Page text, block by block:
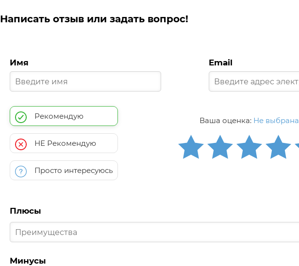
Написать отзыв или задать вопрос!
Имя Email
Рекомендую
НЕ Рекомендую
Просто интересуюсь
Ваша оценка: Не выбрана
Плюсы
Минусы